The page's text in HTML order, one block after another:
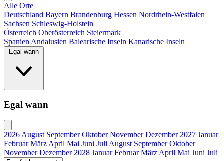
Alle Orte
Deutschland Bayern Brandenburg Hessen Nordrhein-Westfalen
Sachsen Schleswig-Holstein
Österreich Oberösterreich Steiermark
Spanien Andalusien Balearische Inseln Kanarische Inseln
Egal wann
Egal wann
2026 August September Oktober November Dezember 2027 Januar
Februar März April Mai Juni Juli August September Oktober
November Dezember 2028 Januar Februar März April Mai Juni Juli